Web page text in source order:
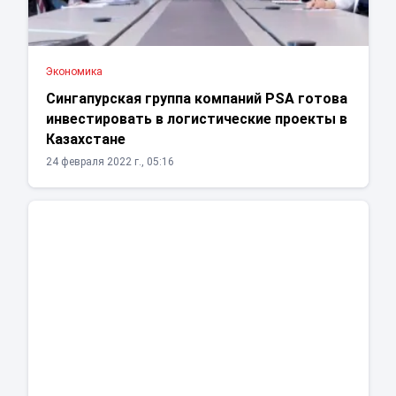
Экономика
Сингапурская группа компаний PSA готова
инвестировать в логистические проекты в
Казахстане
24 февраля 2022 г., 05:16